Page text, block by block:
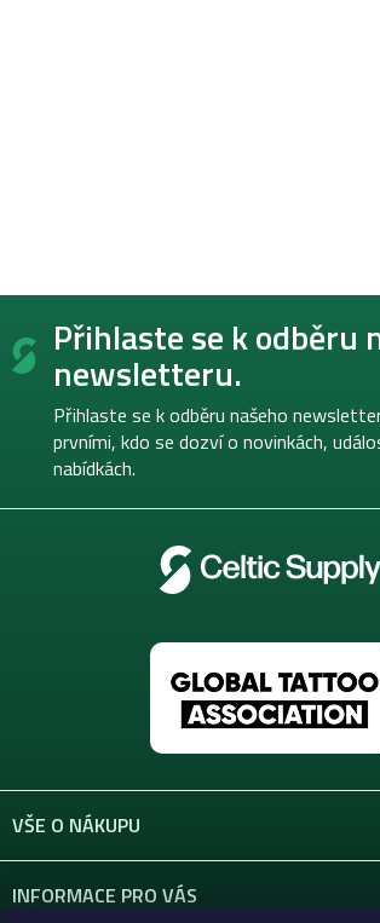
Z
Přihlaste se k odběru
newsletteru.
Přihlaste se k odběru našeho
prvními, kdo se dozví o novinkách,
nabídkách.
VŠE O NÁKUPU
INFORMACE PRO VÁS